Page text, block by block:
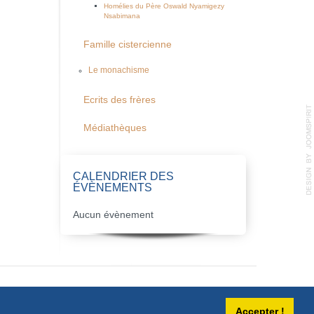
Accepter !
Homélies du Père Oswald Nyamigezy
Nsabimana
Famille cistercienne
Le monachisme
Ecrits des frères
Médiathèques
CALENDRIER DES
ÉVÈNEMENTS
Aucun évènement